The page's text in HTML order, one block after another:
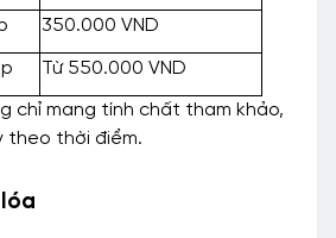
350.000 VND
Từ 550.000 VND
chỉ mang tính chất tham khảo,
theo thời điểm.